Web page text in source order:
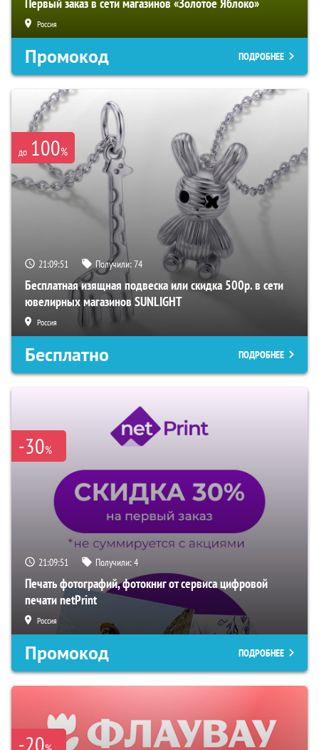
Первый заказ в сети магазинов «Золотое Яблоко»
Россия
Промокод ПОДРОБНЕЕ
до 100%
21:09:50 Получили:74
Бесплатная изящная подвеска или скидка 500р. в сети
ювелирных магазинов SUNLIGHT
Россия
Бесплатно ПОДРОБНЕЕ
-30%
21:09:50 Получили:4
Печать фотографий, фотокниг от сервиса цифровой
печати netPrint
Россия
Промокод ПОДРОБНЕЕ
-20